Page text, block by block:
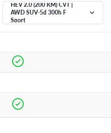
HEV 2.0 (200 KM) CVT |
AWD SUV-5d 300h F
Sport